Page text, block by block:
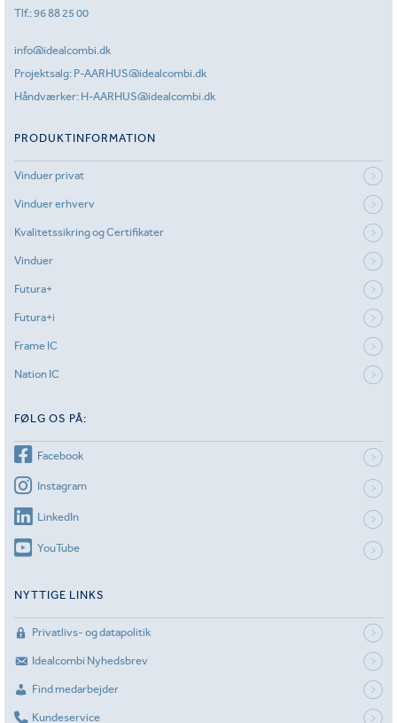
Tlf.:96 88 25 00
info@idealcombi.dk
Projektsalg: P-AARHUS@idealcombi.dk
Håndværker: H-AARHUS@idealcombi.dk
PRODUKTINFORMATION
Vinduer privat
Vinduer erhverv
Kvalitetssikring og Certifikater
Vinduer
Futura+
Futura+i
Frame IC
Nation IC
FØLG OS PÅ:
Facebook
Instagram
LinkedIn
YouTube
NYTTIGE LINKS
Privatlivs- og datapolitik
Idealcombi Nyhedsbrev
Find medarbejder
Kundeservice